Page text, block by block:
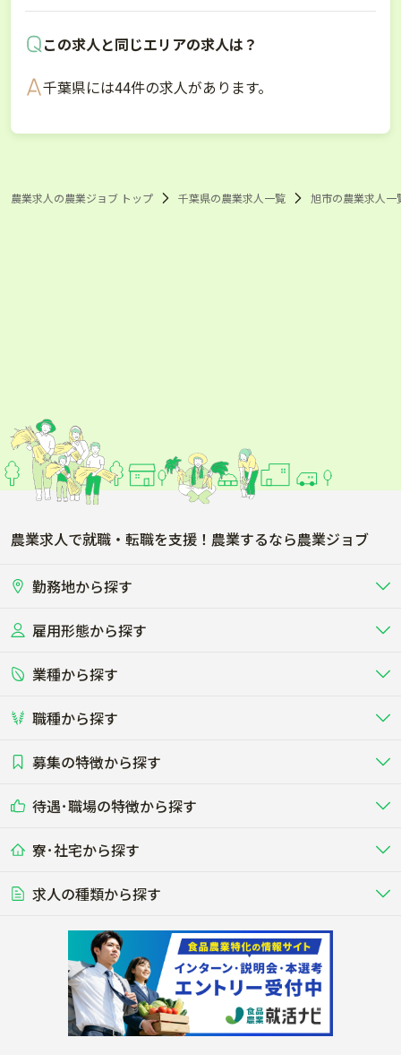
この求人と同じエリアの求人は？
千葉県には44件の求人があります。
農業求人の農業ジョブ トップ 千葉県の農業求人一覧 旭市の農業求人一
農業求人で就職・転職を支援！農業するなら農業ジョブ
勤務地から探す
北海道
関東
東海
雇用形態から探す
正社員 バイト・アルバイト・パート
短期アルバイト
その他（独立・副業など）
業種から探す
畜産（酪農･肉牛･養豚･養鶏など）
酪農
する牧場
養豚
る養豚場
レースで活躍する馬の手入れや子馬
その他畜産
その他動物の畜産業（羊、ウズラな
ど）
畑・圃場で野菜・穀物を生産 ビニールハウスで多様な野菜の生産
稲作
ビニールハウスで観賞用植物の栽
植物工場
環境制御された工場で野菜の生産管
理
農業資材･肥料
農場設備・肥料・飼料の生産・流
農業用の機械・機材の開発・販
流通･商社
農産物・農産品の物流・卸し・輸出
入
製造･加工･販売 福祉
その他業種
木材の植林・伐採・加工、または
漁業･養殖
魚介類の採捕・養殖、または水産加
工場
職種から探す
農場･牧場･現場職
専門職（獣医師･人工授精師･
研究･開発 WEB･IT
その他職種
募集の特徴から探す
未経験歓迎
学歴不問
50代採用実績あり
AT免許OK
内定まで最短1週間 管理者･幹部採用
待遇･職場の特徴から探す
社会保険完備
食事補助あり
年間休日100日以上
経験者優遇 独立支援可能
寮･社宅から探す
単身寮あり
寮･社宅相談可
求人の種類から探す
転職おまかせ求人